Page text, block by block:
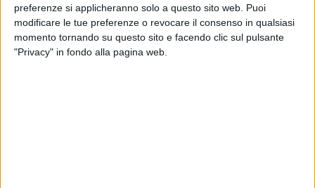
preferenze si applicheranno solo a questo sito web. Puoi
modificare le tue preferenze o revocare il consenso in qualsiasi
momento tornando su questo sito e facendo clic sul pulsante
"Privacy" in fondo alla pagina web.
«L'ispirazione nasce in contrapposizione a quel che vedo.
Sono cresciuto in campagna in seguito, con tutta la famiglia,
ci siamo trasferiti in città, nel cemento. Con la mia musica,